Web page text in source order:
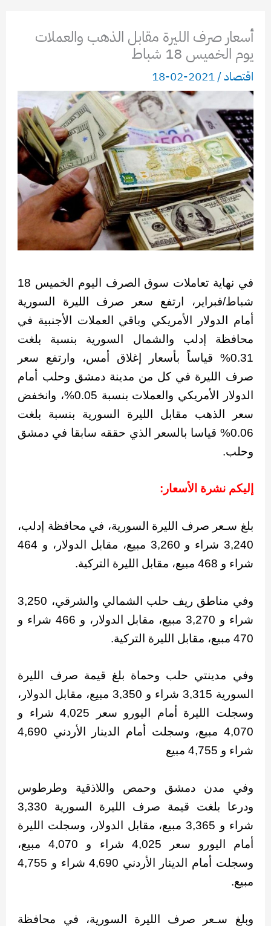
أسعار صرف الليرة مقابل الذهب والعملات
يوم الخميس 18 شباط
اقتصاد/
2021-02-18
في نهاية تعاملات سوق الصرف اليوم الخميس 18
شباط/فبراير، ارتفع سعر صرف الليرة السورية
أمام الدولار الأمريكي وباقي العملات الأجنبية في
محافظة إدلب والشمال السورية بنسبة بلغت
0.31% قياساً بأسعار إغلاق أمس، وارتفع سعر
صرف الليرة في كل من مدينة دمشق وحلب أمام
الدولار الأمريكي والعملات بنسبة 0.05%، وانخفض
سعر الذهب مقابل الليرة السورية بنسبة بلغت
0.06% قياسا بالسعر الذي حققه سابقا في دمشق
وحلب.
إليكم نشرة الأسعار:
بلغ سـعر صرف الليرة السورية، في محافظة إدلب،
3,240 شراء و 3,260 مبيع، مقابل الدولار، و 464
شراء و 468 مبيع، مقابل الليرة التركية.
وفي مناطق ريف حلب الشمالي والشرقي، 3,250
شراء و 3,270 مبيع، مقابل الدولار، و 466 شراء و
470 مبيع، مقابل الليرة التركية.
وفي مدينتي حلب وحماة بلغ قيمة صرف الليرة
السورية 3,315 شراء و 3,350 مبيع، مقابل الدولار،
وسجلت الليرة أمام اليورو سعر 4,025 شراء و
4,070 مبيع، وسجلت أمام الدينار الأردني 4,690
شراء و 4,755 مبيع
وفي مدن دمشق وحمص واللاذقية وطرطوس
ودرعا بلغت قيمة صرف الليرة السورية 3,330
شراء و 3,365 مبيع، مقابل الدولار، وسجلت الليرة
أمام اليورو سعر 4,025 شراء و 4,070 مبيع،
وسجلت أمام الدينار الأردني 4,690 شراء و 4,755
مبيع.
وبلغ سـعر صرف الليرة السورية، في محافظة